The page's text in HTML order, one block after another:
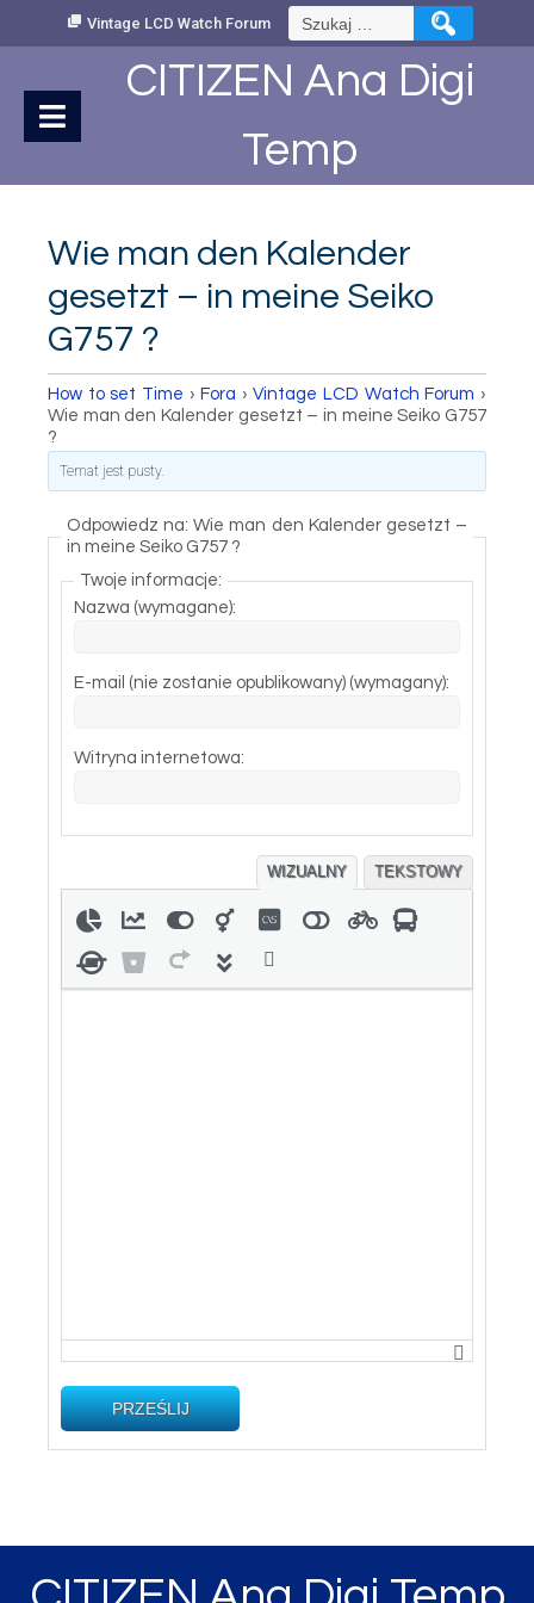
Vintage LCD Watch Forum Szukaj:
CITIZEN Ana Digi
Temp
Wie man den Kalender
gesetzt – in meine Seiko
G757 ?
How to set Time › Fora › Vintage LCD Watch Forum ›
Wie man den Kalender gesetzt – in meine Seiko G757
?
Temat jest pusty.
Odpowiedz na: Wie man den Kalender gesetzt –
in meine Seiko G757 ?
Twoje informacje:
Nazwa (wymagane):
E-mail (nie zostanie opublikowany) (wymagany):
Witryna internetowa:
WIZUALNY TEKSTOWY
PRZEŚLIJ